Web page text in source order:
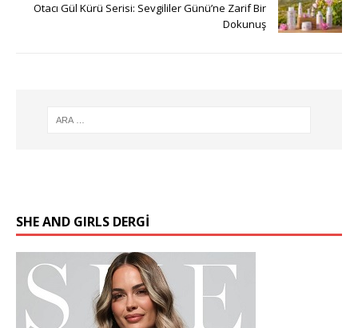
Otacı Gül Kürü Serisi: Sevgililer Günü’ne Zarif Bir
Dokunuş
SHE AND GIRLS DERGİ